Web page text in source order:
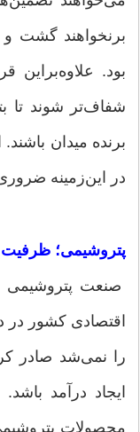
برنخواهند گشت و
بود. علاوه‌بر‌این
شفاف‌تر شوند تا
برنده میدان
در این‌زمینه
پتروشیمی؛ ظرفیت ۱۰۰‌میلیارددلاری بدون‌استفاده
صنعت پتروشیمی
اقتصادی کشور
را نمی‌شد صادر
ایجاد درآمد
محصولات